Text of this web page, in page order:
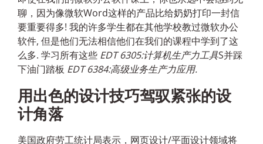
聊，因为像微软Word这样的产品比给奶奶打印一封信
要重要得多! 我的许多学生都在其他学校教过微软办公
软件, 但是他们无法相信他们在我们的课程中学到了这
么多. 学习所有这些 EDT 6305:计算机生产力工具S并踩
下油门踏板 EDT 6384:高级业务生产力应用.
用出色的设计技巧驾驭紧张的设
计角落
美国政府劳工统计局表示，网页设计/平面设计领域将